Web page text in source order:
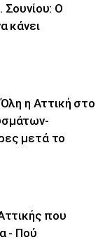
Σουνίου: Ο
κάνει
η Αττική στο
μετά το
που
- Πού